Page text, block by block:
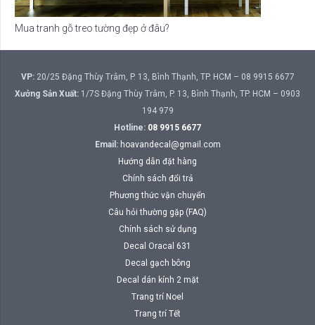
Mua tranh gỗ treo tường đẹp ở đâu?
VP:20/25 Đặng Thùy Trâm, P. 13, Bình Thạnh, TP. HCM – 08 9915 6677
Xưởng Sản Xuất: 1/7S Đặng Thùy Trâm, P. 13, Bình Thạnh, TP. HCM – 0903
194 979
Hotline: 08 9915 6677
Email: hoavandecal@gmail.com
Hướng dẫn đặt hàng
Chính sách đổi trả
Phương thức vận chuyển
Câu hỏi thường gặp (FAQ)
Chính sách sử dụng
Decal Oracal 631
Decal gạch bông
Decal dán kính 2 mặt
Trang trí Noel
Trang trí Tết